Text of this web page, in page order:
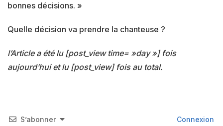
bonnes décisions. »
Quelle décision va prendre la chanteuse ?
l’Article a été lu [post_view time= »day »] fois
aujourd’hui et lu [post_view] fois au total.
S’abonner Connexion